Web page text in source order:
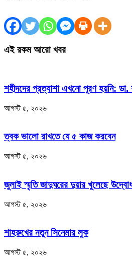
এই রকম আরো খবর
শহীদদের প্রত্যাশা এখনো পূরণ হয়নি:
আগস্ট ৫, ২০২৬
ত্বক ভালো রাখতে যে ৫ কাজ করবেন
আগস্ট ৫, ২০২৬
জুলাই স্মৃতি জাদুঘরের দুয়ার খুলেছে
আগস্ট ৫, ২০২৬
শাহরুখের নতুন সিনেমার লুক
আগস্ট ৫, ২০২৬